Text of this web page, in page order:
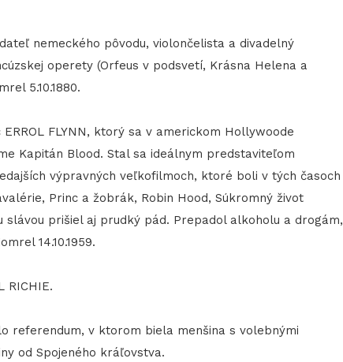
nemeckého pôvodu, violončelista a divadelný
operety (Orfeus v podsvetí, Krásna Helena a
5.10.1880.
FLYNN, ktorý sa v americkom Hollywoode
Kapitán Blood. Stal sa ideálnym predstaviteľom
výpravných veľkofilmoch, ktoré boli v tých časoch
Princ a žobrák, Robin Hood, Súkromný život
slávou prišiel aj prudký pád. Prepadol alkoholu a drogám,
14.10.1959.
referendum, v ktorom biela menšina s volebnými
od Spojeného kráľovstva.